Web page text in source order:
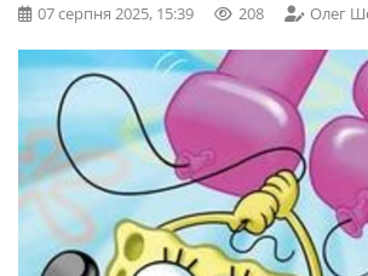
07 серпня 2025, 15:39 208 Олег